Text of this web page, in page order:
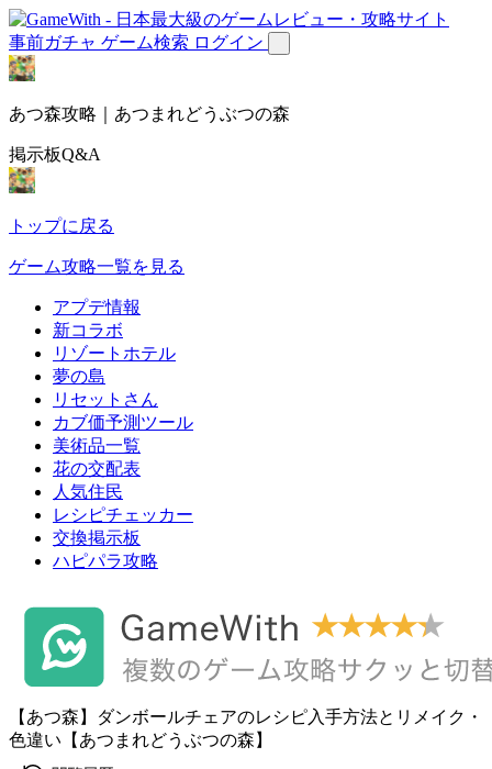
事前ガチャ ゲーム検索 ログイン
あつ森攻略｜あつまれどうぶつの森
掲示板Q&A
トップに戻る
ゲーム攻略一覧を見る
アプデ情報
新コラボ
リゾートホテル
夢の島
リセットさん
カブ価予測ツール
美術品一覧
花の交配表
人気住民
レシピチェッカー
交換掲示板
ハピパラ攻略
【あつ森】ダンボールチェアのレシピ入手方法とリメイク・
色違い【あつまれどうぶつの森】